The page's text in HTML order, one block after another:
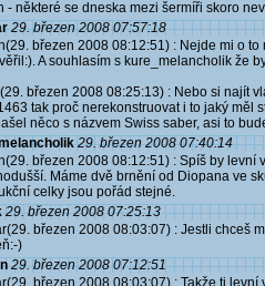
- některé se dneska mezi šermíři skoro
29. březen 2008 07:57:18
březen 2008 08:12:51) : Nejde mi o
A souhlasím s kure_melancholik že
březen 2008 08:25:13) : Nebo si najít
tak proč nerekonstruovat i to jaký měl
něco s názvem Swiss saber, asi to
29. březen 2008 07:40:14
březen 2008 08:12:51) : Spíš by
Máme dvě brnění od Diopana ve
celky jsou pořád stejné.
29. březen 2008 07:25:13
březen 2008 08:03:07) : Jestli chceš
)
29. březen 2008 07:12:51
březen 2008 08:03:07) : Takže ti